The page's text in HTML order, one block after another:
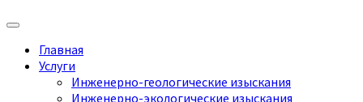
Главная
Услуги
Инженерно-геологические изыскания
Инженерно-экологические изыскания